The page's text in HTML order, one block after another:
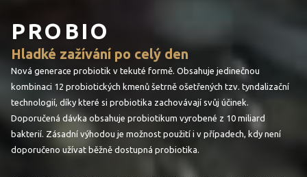
PROBIO
Hladké zažívání po celý den
Nová generace probiotik v tekuté formě. Obsahuje jedinečnou
kombinaci 12 probiotických kmenů šetrně ošetřených tzv. tyndalizační
technologií, díky které si probiotika zachovávají svůj účinek.
Doporučená dávka obsahuje probiotikum vyrobené z 10 miliard
bakterií. Zásadní výhodou je možnost použití i v případech, kdy není
doporučeno užívat běžně dostupná probiotika.